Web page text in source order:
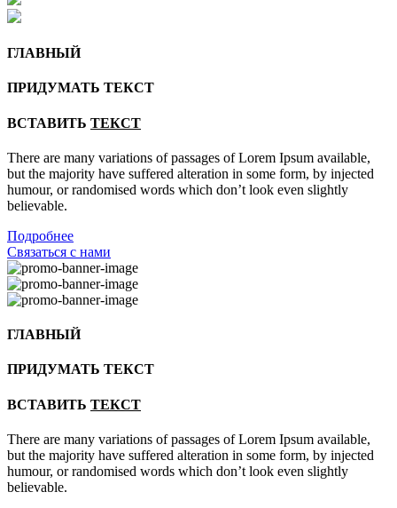
ГЛАВНЫЙ
ПРИДУМАТЬ ТЕКСТ
ВСТАВИТЬ ТЕКСТ
There are many variations of passages of Lorem Ipsum available,
but the majority have suffered alteration in some form, by injected
humour, or randomised words which don’t look even slightly
believable.
Подробнее
Связаться с нами
ГЛАВНЫЙ
ПРИДУМАТЬ ТЕКСТ
ВСТАВИТЬ ТЕКСТ
There are many variations of passages of Lorem Ipsum available,
but the majority have suffered alteration in some form, by injected
humour, or randomised words which don’t look even slightly
believable.